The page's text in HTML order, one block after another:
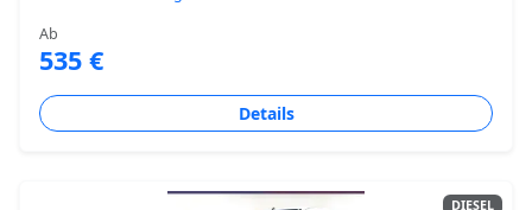
Ab
535 €
Details
DIESEL